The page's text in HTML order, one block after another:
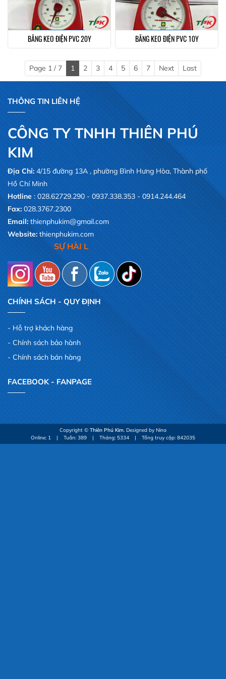
BĂNG KEO ĐIỆN PVC 20Y BĂNG KEO ĐIỆN PVC 10Y
Page 1 / 7 1 2 3 4 5 6 7 Next Last
THÔNG TIN LIÊN HỆ
CÔNG TY TNHH THIÊN PHÚ
KIM
Địa Chỉ:4/15 đường 13A , phường Bình Hưng Hòa, Thành phố
Hồ Chí Minh
Hotline : 028.62729.290 - 0937.338.353 - 0914.244.464
Fax:028.3767.2300
Email:thienphukim@gmail.com
Website:thienphukim.com
SỰ HÀI LÒNG CỦA QUÝ KHÁCH,LÀ NIỀM
CHÍNH SÁCH - QUY ĐỊNH
Hỗ trợ khách hàng
Chính sách bảo hành
Chính sách bán hàng
FACEBOOK - FANPAGE
Copyright © Thiên Phú Kim. Designed by Nina
Online: 1
| Tuần: 389 | Tháng: 5334 | Tổng truy cập: 842035